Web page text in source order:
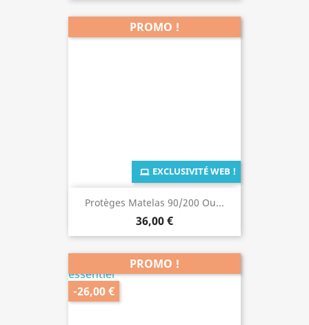
Protèges Matelas 90/200 Ou...
36,00 €
EXCLUSIVITÉ WEB !
PROMO !
PROMO !
-26,00 €